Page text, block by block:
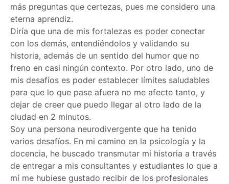
más preguntas que certezas, pues me considero una
eterna aprendiz.
Diría que una de mis fortalezas es poder conectar
con los demás, entendiéndolos y validando su
historia, además de un sentido del humor que no
freno en casi ningún contexto. Por otro lado, uno de
mis desafíos es poder establecer límites saludables
para que lo que pase afuera no me afecte tanto, y
dejar de creer que puedo llegar al otro lado de la
ciudad en 2 minutos.
Soy una persona neurodivergente que ha tenido
varios desafíos. En mi camino en la psicología y la
docencia, he buscado transmutar mi historia a través
de entregar a mis consultantes y estudiantes lo que a
mí me hubiese gustado recibir de los profesionales